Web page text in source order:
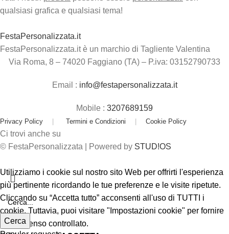
qualsiasi grafica e qualsiasi tema!
FestaPersonalizzata.it
FestaPersonalizzata.it è un marchio di Tagliente Valentina
Via Roma, 8 – 74020 Faggiano (TA) – P.iva: 03152790733
Email : info@festapersonalizzata.it
Mobile : 3207689159
Privacy Policy Termini e Condizioni Cookie Policy
Ci trovi anche su
© FestaPersonalizzata | Powered by STUD!OS
Cerca
Utilizziamo i cookie sul nostro sito Web per offrirti l'esperienza
più pertinente ricordando le tue preferenze e le visite ripetute.
Cliccando su “Accetta tutto” acconsenti all'uso di TUTTI i
cookie. Tuttavia, puoi visitare "Impostazioni cookie" per fornire
un consenso controllato.